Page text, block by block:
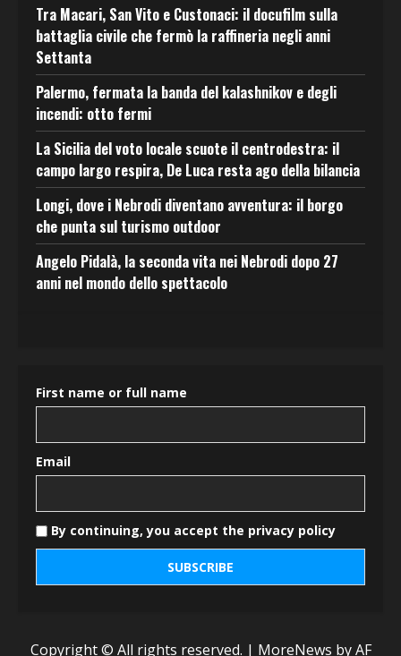
Tra Macari, San Vito e Custonaci: il docufilm sulla
battaglia civile che fermò la raffineria negli anni
Settanta
Palermo, fermata la banda del kalashnikov e degli
incendi: otto fermi
La Sicilia del voto locale scuote il centrodestra: il
campo largo respira, De Luca resta ago della bilancia
Longi, dove i Nebrodi diventano avventura: il borgo
che punta sul turismo outdoor
Angelo Pidalà, la seconda vita nei Nebrodi dopo 27
anni nel mondo dello spettacolo
First name or full name
Email
By continuing, you accept the privacy policy
Copyright © All rights reserved. | MoreNews by AF